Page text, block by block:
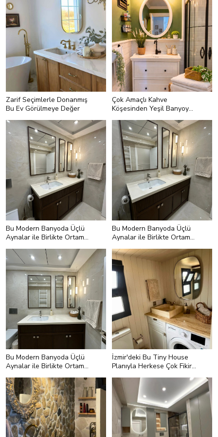
Zarif Seçimlerle Donanmış
Bu Ev Görülmeye Değer
Çok Amaçlı Kahve
Köşesinden Yeşil Banyoya:
Bu Modern Banyoda Üçlü
Aynalar ile Birlikte Ortam
Bu Modern Banyoda Üçlü
Aynalar ile Birlikte Ortam
Bu Modern Banyoda Üçlü
Aynalar ile Birlikte Ortam
İzmir'deki Bu Tiny House
Planıyla Herkese Çok Fikir